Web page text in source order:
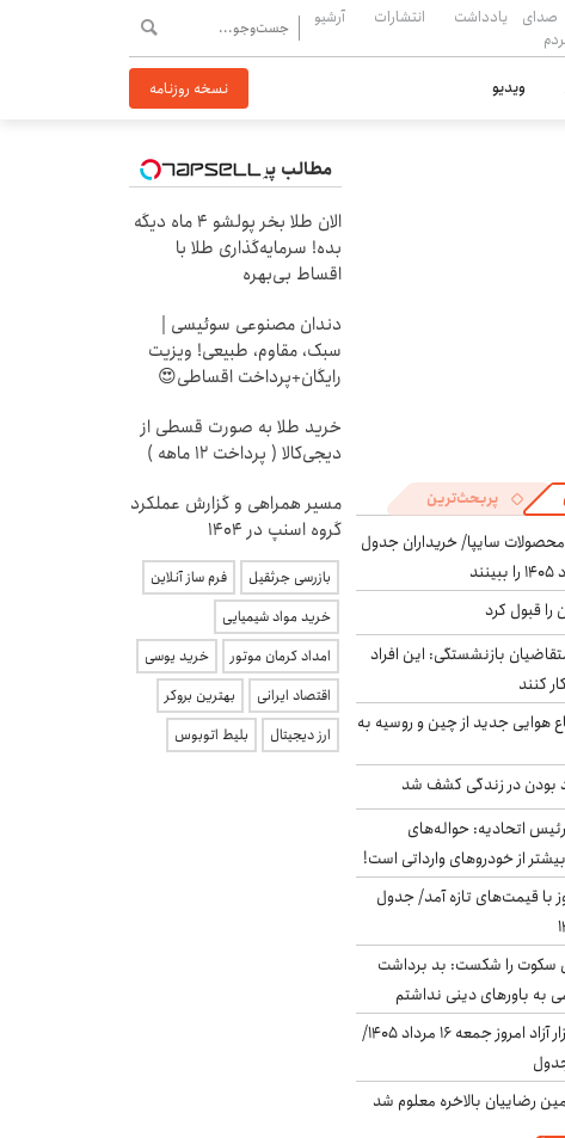
صدای
یادداشت انتشارات آرشیو
ویدیو نسخه روزنامه
پربحث‌ترین
سایپا/ خریداران جدول
را قبول کرد
بازنشستگی: این افراد
هوایی جدید از چین و روسیه به
بودن در زندگی کشف شد
اتحادیه: حواله‌های
از خودروهای وارداتی است!
با قیمت‌های تازه آمد/ جدول
سکوت را شکست: بد برداشت
به باورهای دینی نداشتم
قیمت دلار در بازار آزاد امروز جمعه ۱۶ مرداد ۱۴۰۵/
رضاییان بالاخره معلوم شد
مطالب پیشنهادی
الان طلا بخر پولشو 4 ماه دیگه
بده! سرمایه‌گذاری طلا با
اقساط بی‌بهره
دندان مصنوعی سوئیسی |
سبک، مقاوم، طبیعی! ویزیت
رایگان+پرداخت اقساطی😍
خرید طلا به صورت قسطی از
دیجی‌کالا ( پرداخت 12 ماهه )
مسیر همراهی و گزارش عملکرد
گروه اسنپ در ۱۴۰۴
بازرسی جرثقیل
فرم ساز آنلاین
خرید مواد شیمیایی
امداد کرمان موتور
خرید یوسی
اقتصاد ایرانی
بهترین بروکر
ارز دیجیتال
بلیط اتوبوس